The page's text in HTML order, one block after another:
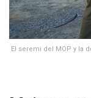
El seremi del MOP y la